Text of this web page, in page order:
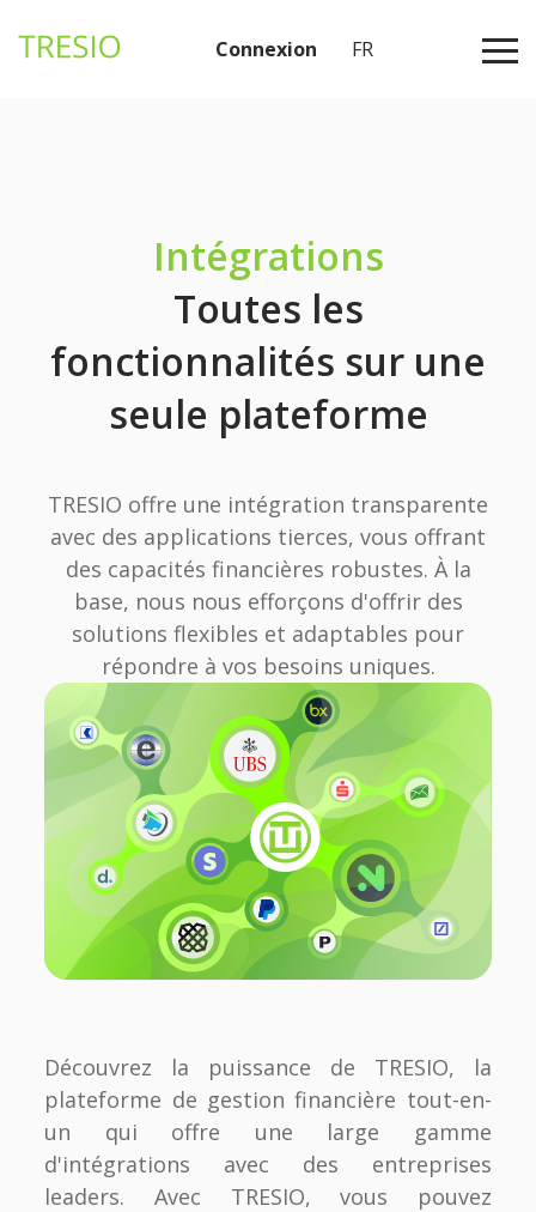
Connexion FR
Intégrations
Toutes les
fonctionnalités sur une
seule plateforme
TRESIO offre une intégration transparente
avec des applications tierces, vous offrant
des capacités financières robustes. À la
base, nous nous efforçons d'offrir des
solutions flexibles et adaptables pour
répondre à vos besoins uniques.
Découvrez la puissance de TRESIO, la
plateforme de gestion financière tout-en-
un qui offre une large gamme
d'intégrations avec des entreprises
leaders. Avec TRESIO, vous pouvez